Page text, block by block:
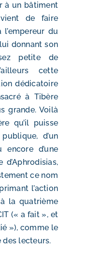
à un bâtiment
de faire
du
donnant son
petite de
cette
dédicatoire
à Tibère
grande. Voilà
qu’il puisse
d’un
encore d’une
ce nom
l’action
la quatrième
(« a fait », et
»), comme le
des lecteurs.